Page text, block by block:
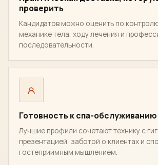
проверить
Кандидатов можно оценить по
механике тела, ходу лечения и
последовательности.
Готовность к спа-обслуживанию
Лучшие профили сочетают технику с
презентацией, заботой о клиентах и
гостеприимным мышлением.